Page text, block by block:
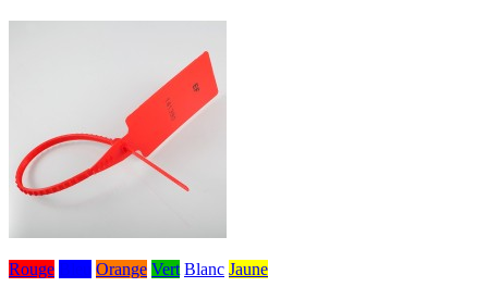
Rouge Orange Vert Blanc Jaune